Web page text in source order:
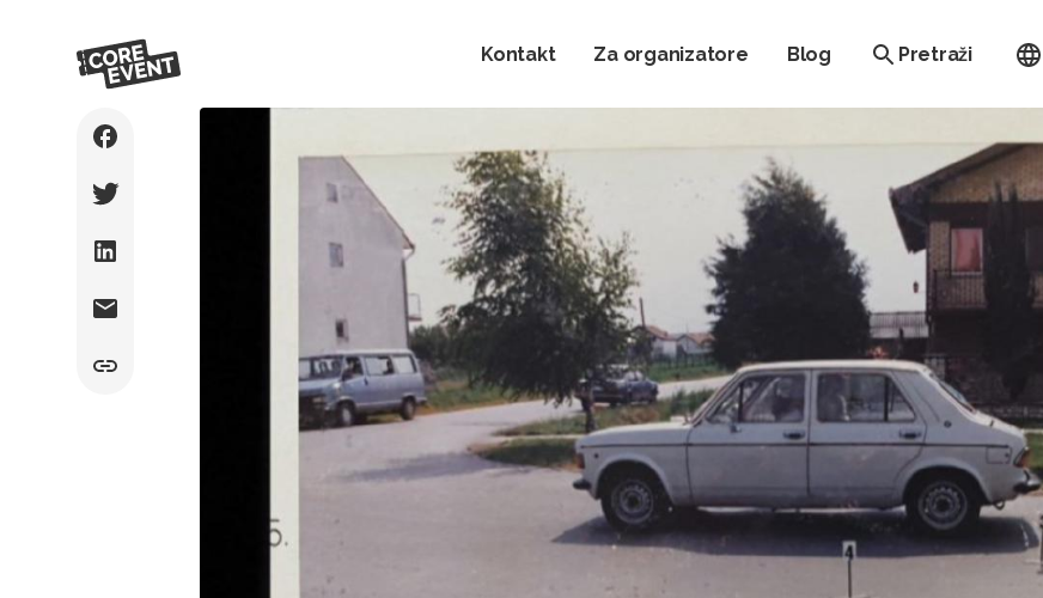
Kontakt Za organizatore Blog Pretraži